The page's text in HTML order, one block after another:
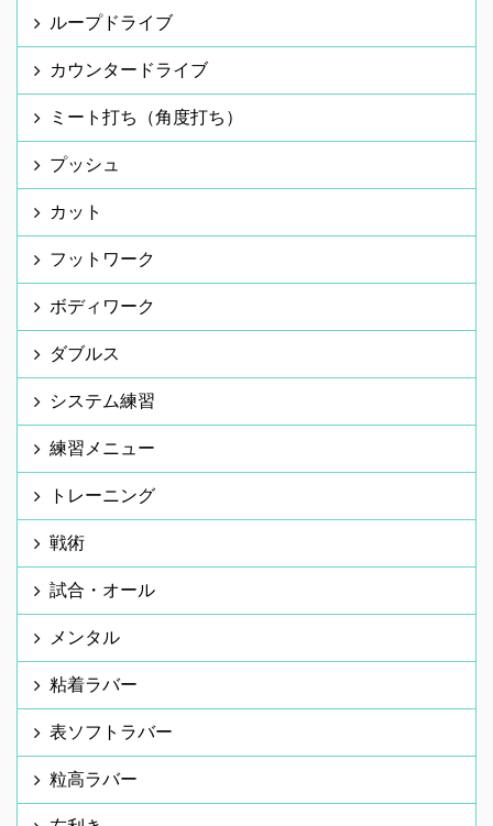
ループドライブ
カウンタードライブ
ミート打ち（角度打ち）
プッシュ
カット
フットワーク
ボディワーク
ダブルス
システム練習
練習メニュー
トレーニング
戦術
試合・オール
メンタル
粘着ラバー
表ソフトラバー
粒高ラバー